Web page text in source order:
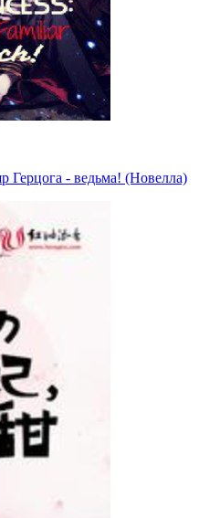
Герцога - ведьма! (Новелла)